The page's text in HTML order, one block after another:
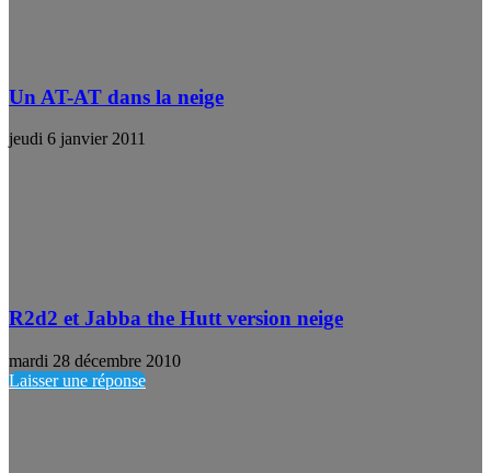
Un AT-AT dans la neige
jeudi 6 janvier 2011
R2d2 et Jabba the Hutt version neige
mardi 28 décembre 2010
Laisser une réponse